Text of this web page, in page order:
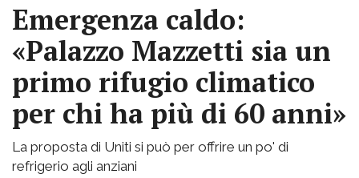
Emergenza caldo:
«Palazzo Mazzetti sia un
primo rifugio climatico
per chi ha più di 60 anni»
La proposta di Uniti si può per offrire un po' di
refrigerio agli anziani